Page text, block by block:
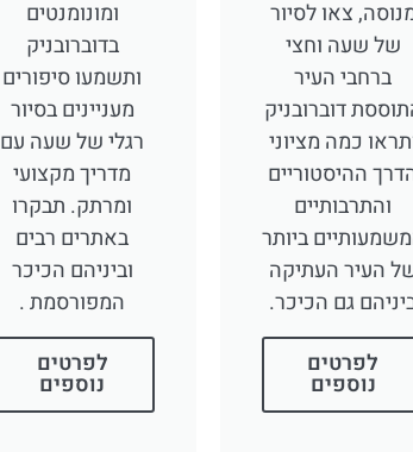
צאו לסיור
של שעה וחצי
ברחבי העיר
דוברובניק
כמה מציוני
ההיסטוריים
והתרבותיים
ביותר
העיר העתיקה
גם הכיכר.
לפרטים
נוספים
ומונומנטים
בדוברובניק
ותשמעו סיפורים
מעניינים בסיור
רגלי של שעה עם
מדריך מקצועי
ומרתק. תבקרו
באתרים רבים
וביניהם הכיכר
המפורסמת .
לפרטים
נוספים